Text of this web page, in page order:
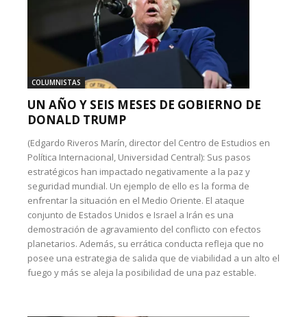
COLUMNISTAS
UN AÑO Y SEIS MESES DE GOBIERNO DE
DONALD TRUMP
(Edgardo Riveros Marín, director del Centro de Estudios en
Política Internacional, Universidad Central): Sus pasos
estratégicos han impactado negativamente a la paz y
seguridad mundial. Un ejemplo de ello es la forma de
enfrentar la situación en el Medio Oriente. El ataque
conjunto de Estados Unidos e Israel a Irán es una
demostración de agravamiento del conflicto con efectos
planetarios. Además, su errática conducta refleja que no
posee una estrategia de salida que de viabilidad a un alto el
fuego y más se aleja la posibilidad de una paz estable.